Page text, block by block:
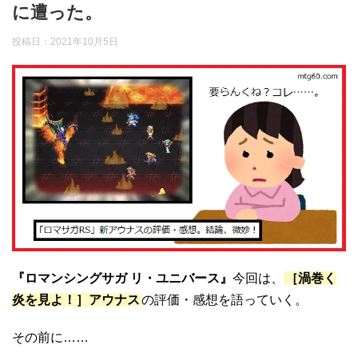
に遭った。
投稿日： 2021年10月5日
『ロマンシングサガ リ・ユニバース』 今回は、
［渦巻く
炎を見よ！］アウナスの評価・感想を語っていく。
その前に……